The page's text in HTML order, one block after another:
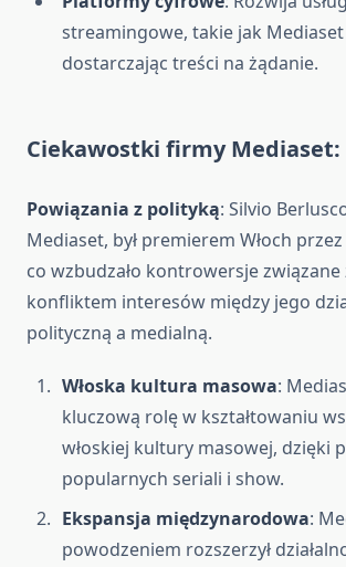
streamingowe, takie jak
dostarczając treści na żądanie.
Ciekawostki firmy Mediaset:
Powiązania z polityką: Silvio
Mediaset, był premierem Włoch
co wzbudzało kontrowersje
konfliktem interesów między jego
polityczną a medialną.
Włoska kultura masowa:
kluczową rolę w kształtowaniu
włoskiej kultury masowej, dzięki
popularnych seriali i show.
Ekspansja międzynarodowa:
powodzeniem rozszerzył